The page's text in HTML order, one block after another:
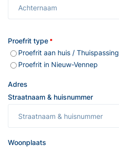
Proefrit type
Proefrit aan huis / Thuispassing
Proefrit in Nieuw-Vennep
Adres
Straatnaam & huisnummer
Woonplaats